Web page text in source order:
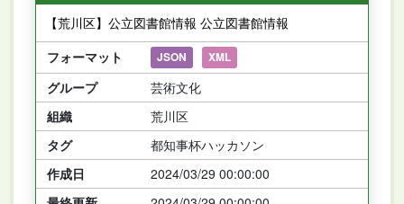
【荒川区】公立図書館情報 公立図書館情報
フォーマット
JSON XML
グループ
芸術文化
組織
荒川区
タグ
都知事杯ハッカソン
作成日
2024/03/29 00:00:00